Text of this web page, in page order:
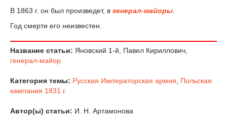
В 1863 г. он был произведет, в генерал-майоры
Год смерти его неизвестен.
Название статьи: Яновский 1-й, Павел Кириллович,
генерал-майор
Категория темы: Русская Императорская армия
Польская
кампания 1831 г.
Автор(ы) статьи: И. Н. Артамонова